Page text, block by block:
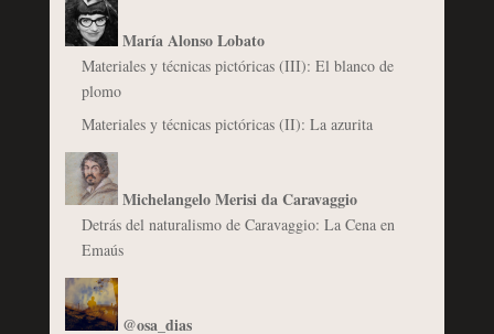
María Alonso Lobato
Materiales y técnicas pictóricas (III): El blanco de
plomo
Materiales y técnicas pictóricas (II): La azurita
Michelangelo Merisi da Caravaggio
Detrás del naturalismo de Caravaggio: La Cena en
Emaús
@osa_dias